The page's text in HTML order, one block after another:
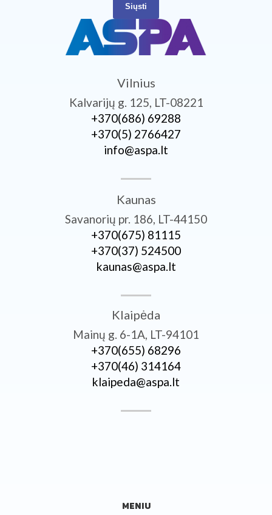
Siųsti
Vilnius
Kalvarijų g. 125, LT-08221
+370­(686) 69288
+370­(5) 2766427
info@aspa.lt
Kaunas
Savanorių pr. 186, LT-44150
+370­(675) 81115
+370­(37) 524500
kaunas@aspa.lt
Klaipėda
Mainų g. 6-1A, LT-94101
+370­(655) 68296
+370­(46) 314164
klaipeda@aspa.lt
MENIU